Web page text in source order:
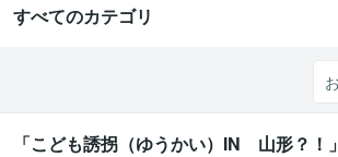
すべてのカテゴリ
「こども誘拐（ゆうかい）IN 山形？！」